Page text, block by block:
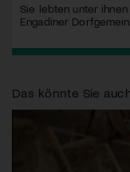
Sie lebten unter
Engadiner
Das könnte Sie